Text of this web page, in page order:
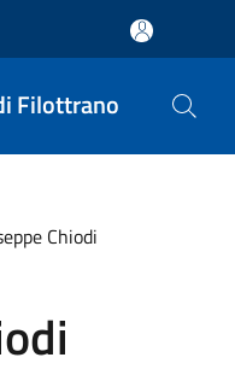
Filottrano
Chiodi